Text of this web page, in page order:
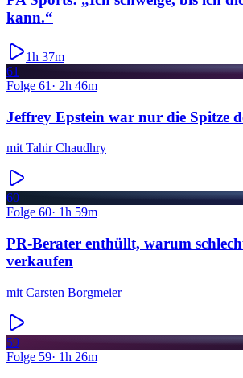
kann.“
1h 37m
61
Folge 61 · 2h 46m
Jeffrey Epstein war nur die Spitze
mit Tahir Chaudhry
60
Folge 60· 1h 59m
PR-Berater enthüllt, warum
verkaufen
mit Carsten Borgmeier
59
Folge 59· 1h 26m